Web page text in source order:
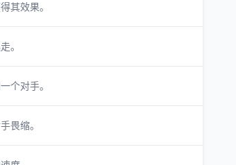
其效果。
。
个对手。
畏缩。